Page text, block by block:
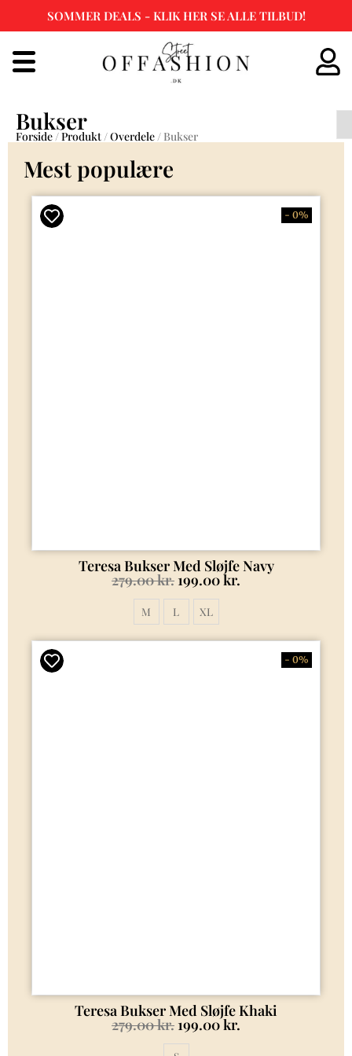
til
SOMMER DEALS - KLIK HER SE ALLE TILBUD!
Bukser
Forside/Produkt/Overdele/ Bukser
Mest populære
- 0%
Teresa Bukser Med Sløjfe Navy
279.00kr. 199.00kr.
M L XL
- 0%
Teresa Bukser Med Sløjfe Khaki
279.00kr. 199.00kr.